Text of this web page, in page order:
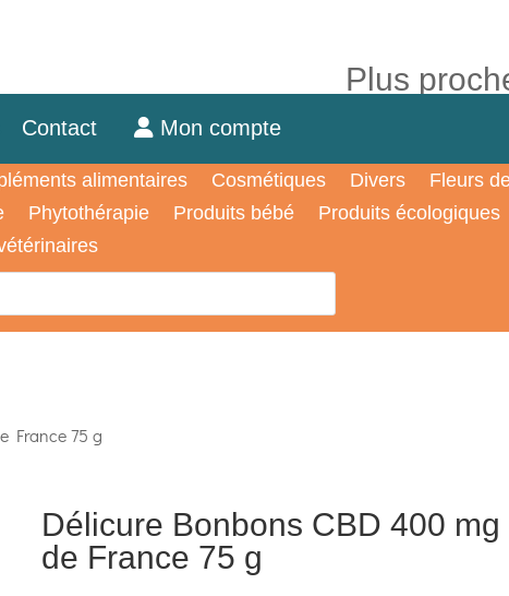
Plus
Contact Mon compte
alimentaires Cosmétiques Divers Fleurs
Phytothérapie Produits bébé Produits écologiques
France 75 g
Délicure Bonbons CBD 400 mg
de France 75 g